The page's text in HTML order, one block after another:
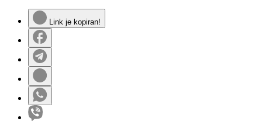
Link je kopiran!